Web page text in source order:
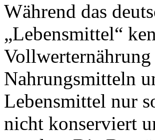
Während das
„Lebensmittel“
Nahrungsmitteln
Lebensmittel nur
nicht konserviert